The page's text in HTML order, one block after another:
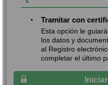
Tramitar con
Esta opción le
los datos y
al Registro
completar el último